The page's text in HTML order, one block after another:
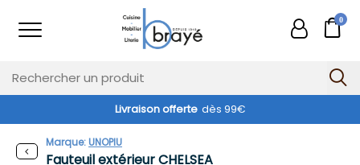
0
Livraison offerte dès 99€
Exclusivité web !
Fauteuil extérieur CHELSEA
Marque:UNOPIU